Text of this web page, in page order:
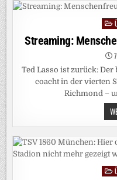
in
Streaming:
Ted Lasso ist zurück:
coacht in der vierten
Richmond –